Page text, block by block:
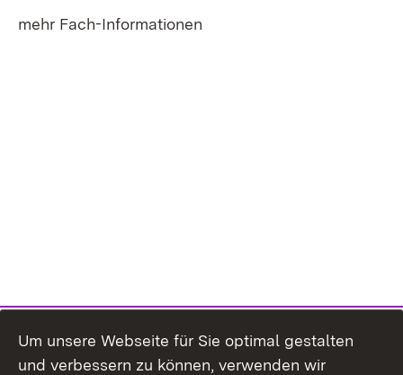
mehr Fach-Informationen
Um unsere Webseite für Sie optimal gestalten
und verbessern zu können, verwenden wir